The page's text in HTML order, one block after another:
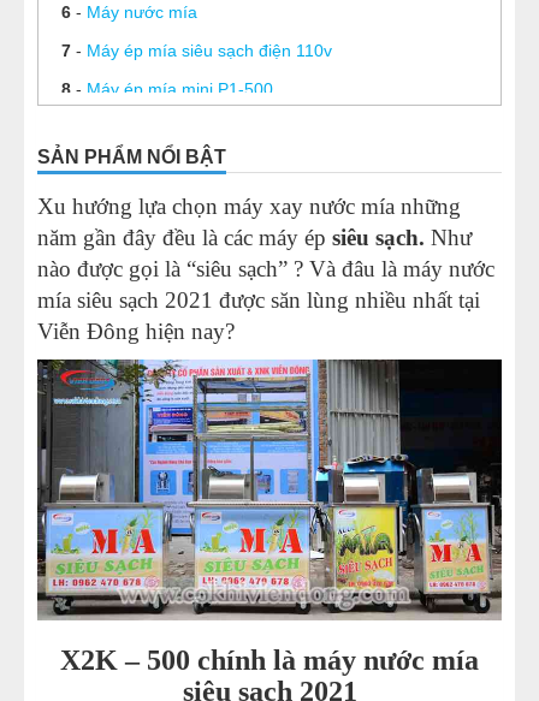
6- Máy nước mía
7- Máy ép mía siêu sạch điện 110v
8- Máy ép mía mini P1-500
10 - Máy nước mía siêu sạch
11-Bộ sản phẩm máy ép nước mía đóng cốc
12 -4 điều cần chú ý khi mua máy ép nước mía siêu
sạch
13
-Chọn mua máy ép mía phù hợp
14-Đây là lý do vì sao bạn nên chọn máy ép mía chính
hãng
“Bán máy ép nước mía giá rẻ” được nhiều người
quan tâm
16-Có nên mua máy ép nước mía siêu sạch thanh lý
17-Dịch vụ sửa xe nước mía tận nhà – Phụ tùng máy
ép mía
19-Nên dùng máy ép mía nào với năng suất 500 ly 1
SẢN PHẨM NỔI BẬT
Xu hướng lựa chọn máy xay nước mía những
năm gần đây đều là các máy ép siêu sạch. Như
nào được gọi là “siêu sạch” ? Và đâu là máy nước
mía siêu sạch 2021 được săn lùng nhiều nhất tại
Viễn Đông hiện nay?
X2K – 500 chính là máy nước mía
siêu sạch 2021